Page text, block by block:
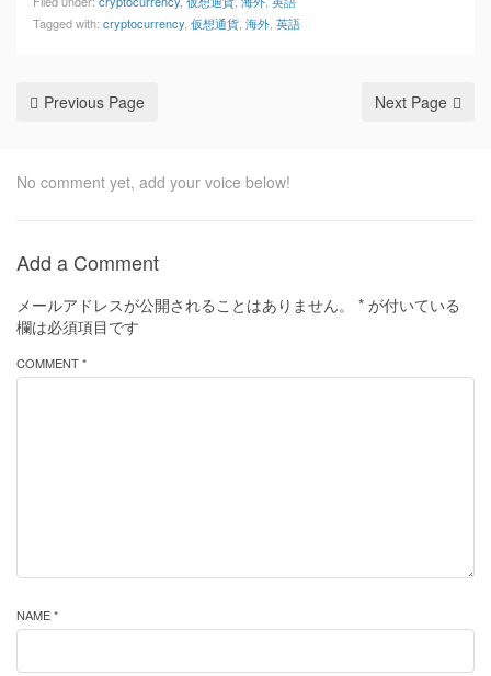
Tagged with: cryptocurrency 仮想通貨 海外 英語
Previous Page Next Page
No comment yet, add your voice below!
Add a Comment
メールアドレスが公開されることはありません。 * が付いている
欄は必須項目です
COMMENT *
NAME *